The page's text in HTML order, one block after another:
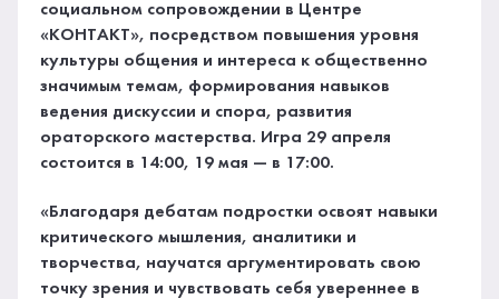
социальном сопровождении в Центре
«КОНТАКТ», посредством повышения уровня
культуры общения и интереса к общественно
значимым темам, формирования навыков
ведения дискуссии и спора, развития
ораторского мастерства. Игра 29 апреля
состоится в 14:00, 19 мая — в 17:00.
«Благодаря дебатам подростки освоят навыки
критического мышления, аналитики и
творчества, научатся аргументировать свою
точку зрения и чувствовать себя увереннее в